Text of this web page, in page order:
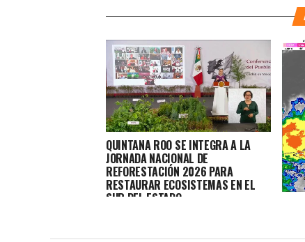
QUINTANA ROO SE INTEGRA A LA
JORNADA NACIONAL DE
REFORESTACIÓN 2026 PARA
RESTAURAR ECOSISTEMAS EN EL
SUR DEL ESTADO